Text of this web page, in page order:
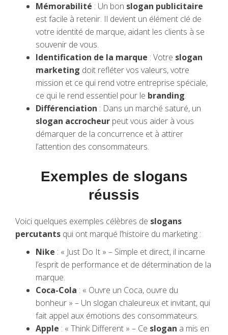
Mémorabilité : Un bon slogan publicitaire
est facile à retenir. Il devient un élément clé de
votre identité de marque, aidant les clients à se
souvenir de vous.
Identification de la marque : Votre slogan
marketing doit refléter vos valeurs, votre
mission et ce qui rend votre entreprise spéciale,
ce qui le rend essentiel pour le branding.
Différenciation : Dans un marché saturé, un
slogan accrocheur peut vous aider à vous
démarquer de la concurrence et à attirer
l’attention des consommateurs.
Exemples de slogans
réussis
Voici quelques exemples célèbres de slogans
percutants qui ont marqué l’histoire du marketing :
Nike : « Just Do It » – Simple et direct, il incarne
l’esprit de performance et de détermination de la
marque.
Coca-Cola : « Ouvre un Coca, ouvre du
bonheur » – Un slogan chaleureux et invitant, qui
fait appel aux émotions des consommateurs.
Apple : « Think Different » – Ce slogan a mis en